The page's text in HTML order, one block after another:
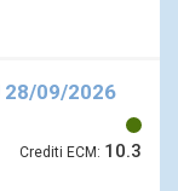
28/09/2026
Crediti ECM: 10.3